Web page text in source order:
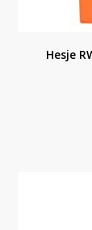
Hesje